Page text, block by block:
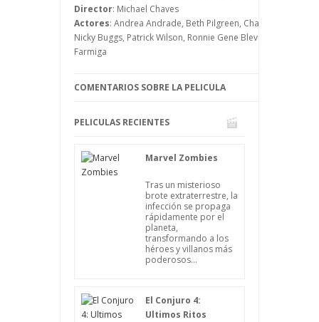
puede pasar su vida en la cárcel o ser
condenado a muerte.
Director: Michael Chaves
Actores: Andrea Andrade, Beth Pilgreen, Charlene Amoia,
Nicky Buggs, Patrick Wilson, Ronnie Gene Blevins, Shannon
Farmiga
COMENTARIOS SOBRE LA PELICULA
PELICULAS RECIENTES
Marvel Zombies
Tras un misterioso
brote extraterrestre, la
infección se propaga
rápidamente por el
planeta,
transformando a los
héroes y villanos más
poderosos...
El Conjuro 4:
Ultimos Ritos